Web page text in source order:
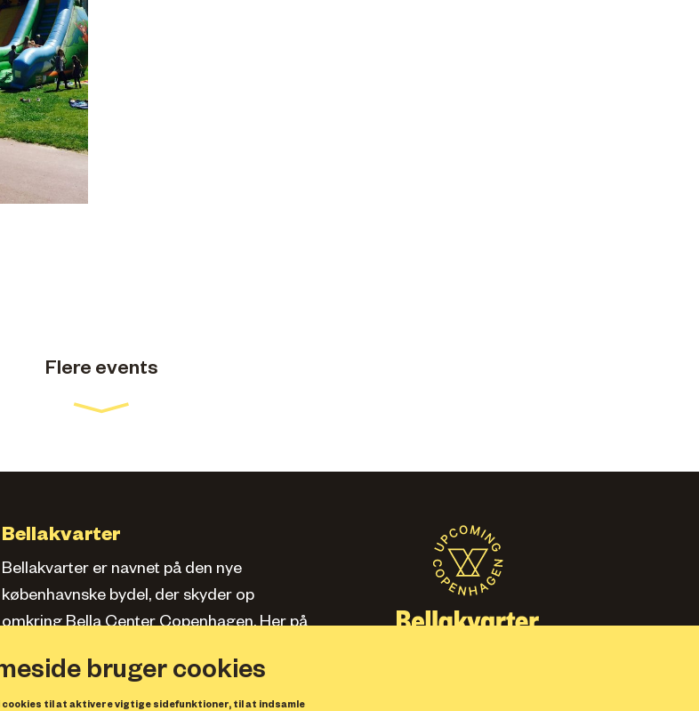
bruger cookies
cookies til at aktivere vigtige sidefunktioner, til at indsamle
Flere events
Bellakvarter
Bellakvarter er navnet på den nye
københavnske bydel, der skyder op
omkring Bella Center Copenhagen. Her på
og erhverv samt opleve, hvad der sker.